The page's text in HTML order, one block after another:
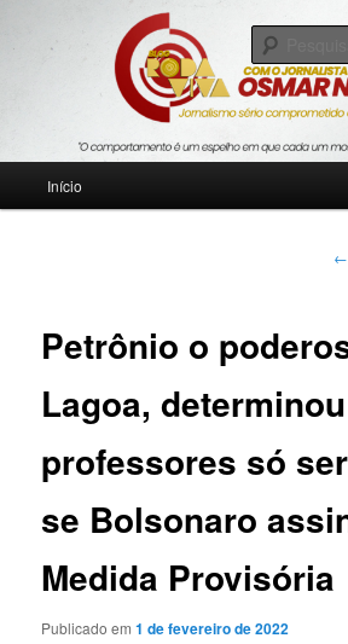
Blog Roda Viva
Jornalismo sério comprometido com a verdade
Início
←
Petrônio o
Lagoa,
professores só
se Bolsonaro
Medida Provisória
Publicado em1 de fevereiro de 2022